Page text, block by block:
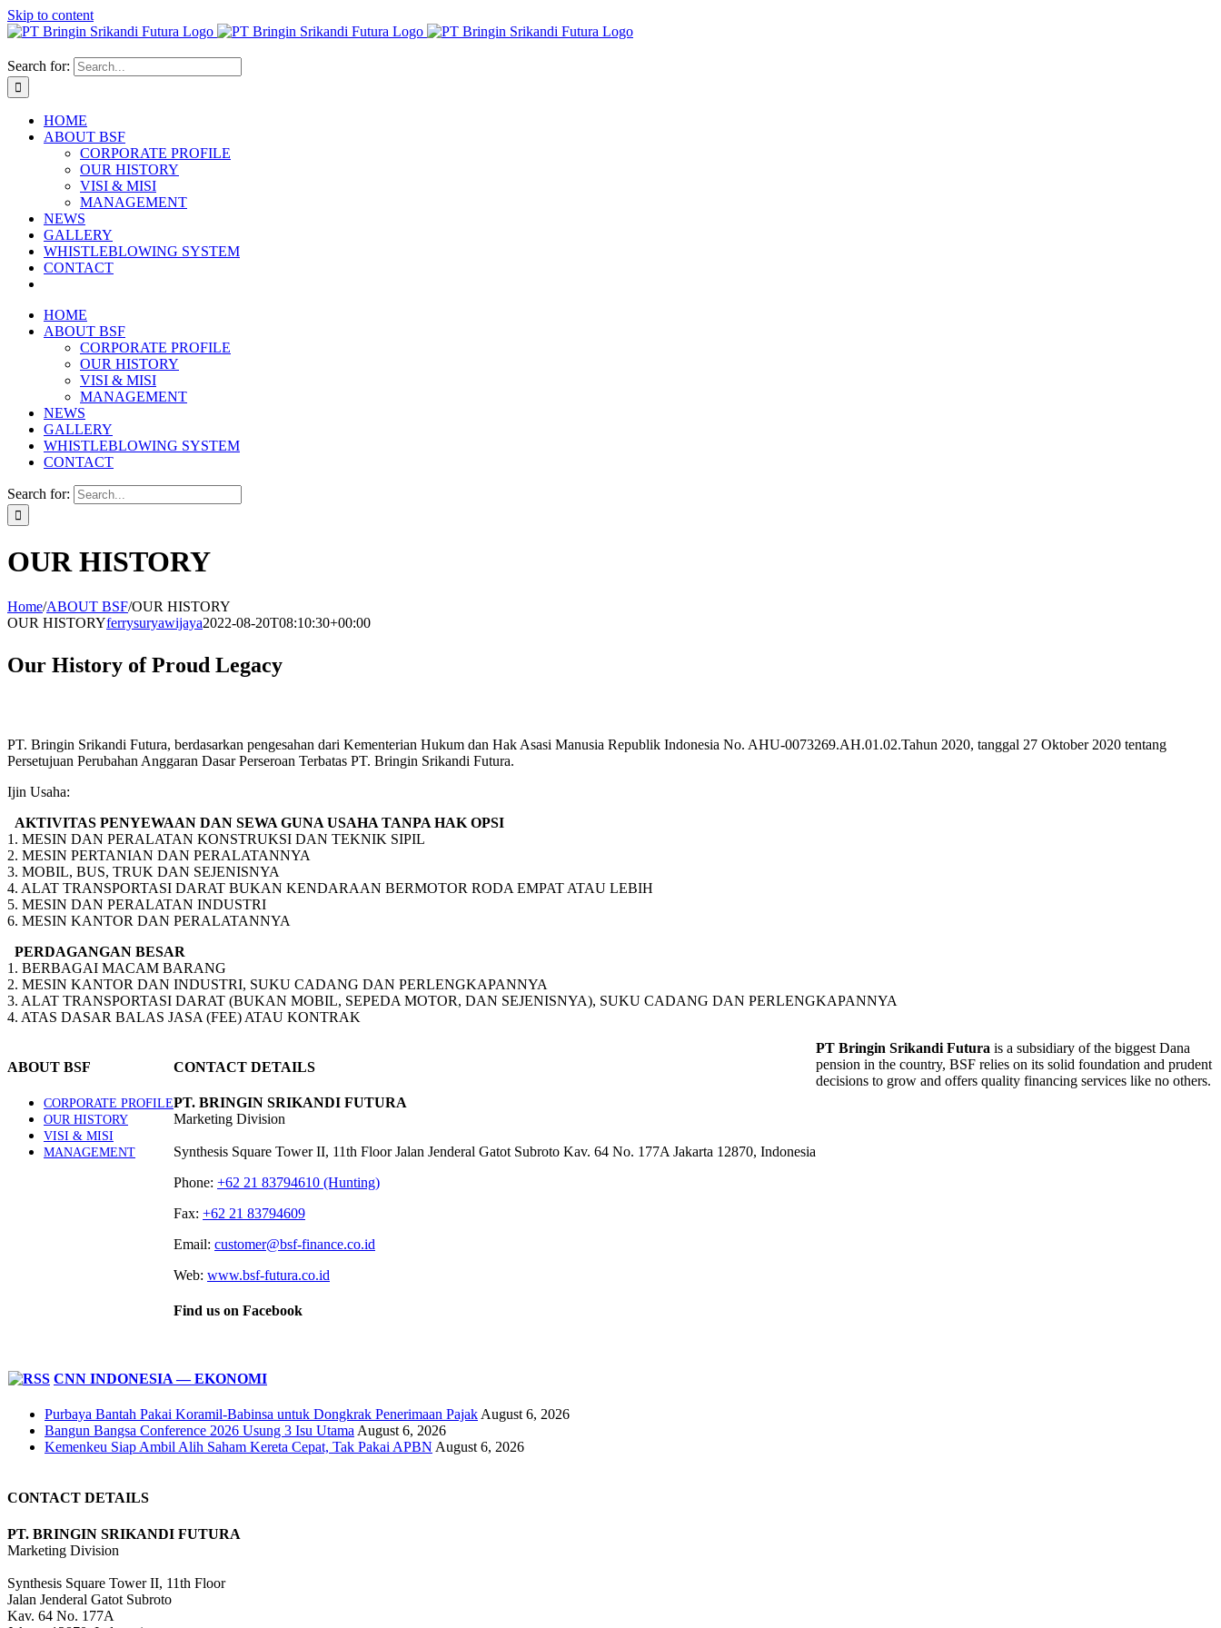
Skip to content
Search for:
HOME
ABOUT BSF
CORPORATE PROFILE
OUR HISTORY
VISI & MISI
MANAGEMENT
NEWS
GALLERY
WHISTLEBLOWING SYSTEM
CONTACT
HOME
ABOUT BSF
CORPORATE PROFILE
OUR HISTORY
VISI & MISI
MANAGEMENT
NEWS
GALLERY
WHISTLEBLOWING SYSTEM
CONTACT
Search for:
OUR HISTORY
Home/ABOUT BSF/OUR HISTORY
OUR HISTORYferrysuryawijaya2022-08-20T08:10:30+00:00
Our History of Proud Legacy
PT. Bringin Srikandi Futura, berdasarkan pengesahan dari Kementerian Hukum dan Hak Asasi Manusia Republik Indonesia No. AHU-0073269.AH.01.02.Tahun 2020, tanggal 27 Oktober 2020 tentang
Persetujuan Perubahan Anggaran Dasar Perseroan Terbatas PT. Bringin Srikandi Futura.
Ijin Usaha:
AKTIVITAS PENYEWAAN DAN SEWA GUNA USAHA TANPA HAK OPSI
1. MESIN DAN PERALATAN KONSTRUKSI DAN TEKNIK SIPIL
2. MESIN PERTANIAN DAN PERALATANNYA
3. MOBIL, BUS, TRUK DAN SEJENISNYA
4. ALAT TRANSPORTASI DARAT BUKAN KENDARAAN BERMOTOR RODA EMPAT ATAU LEBIH
5. MESIN DAN PERALATAN INDUSTRI
6. MESIN KANTOR DAN PERALATANNYA
PERDAGANGAN BESAR
1. BERBAGAI MACAM BARANG
2. MESIN KANTOR DAN INDUSTRI, SUKU CADANG DAN PERLENGKAPANNYA
3. ALAT TRANSPORTASI DARAT (BUKAN MOBIL, SEPEDA MOTOR, DAN SEJENISNYA), SUKU CADANG DAN PERLENGKAPANNYA
4. ATAS DASAR BALAS JASA (FEE) ATAU KONTRAK
ABOUT BSF
CORPORATE PROFILE
OUR HISTORY
VISI & MISI
MANAGEMENT
CONTACT DETAILS
PT. BRINGIN SRIKANDI FUTURA
Marketing Division
Synthesis Square Tower II, 11th Floor Jalan Jenderal Gatot Subroto Kav. 64 No. 177A Jakarta 12870, Indonesia
Phone: +62 21 83794610 (Hunting)
Fax: +62 21 83794609
Email: customer@bsf-finance.co.id
Web: www.bsf-futura.co.id
Find us on Facebook
PT Bringin Srikandi Futura is a subsidiary of the biggest Dana
pension in the country, BSF relies on its solid foundation and prudent
decisions to grow and offers quality financing services like no others.
CNN INDONESIA — EKONOMI
Purbaya Bantah Pakai Koramil-Babinsa untuk Dongkrak Penerimaan Pajak August 6, 2026
Bangun Bangsa Conference 2026 Usung 3 Isu Utama August 6, 2026
Kemenkeu Siap Ambil Alih Saham Kereta Cepat, Tak Pakai APBN August 6, 2026
CONTACT DETAILS
PT. BRINGIN SRIKANDI FUTURA
Marketing Division
Synthesis Square Tower II, 11th Floor
Jalan Jenderal Gatot Subroto
Kav. 64 No. 177A